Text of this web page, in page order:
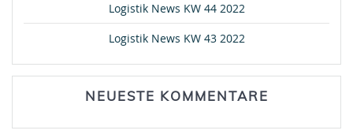
Logistik News KW 44 2022
Logistik News KW 43 2022
NEUESTE KOMMENTARE